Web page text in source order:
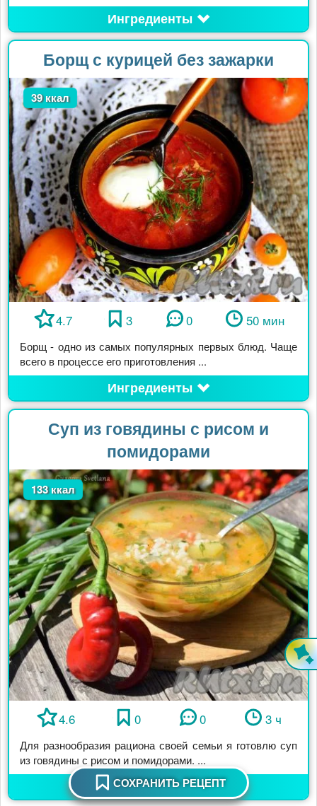
Ингредиенты
Борщ с курицей без зажарки
39 ккал
4.7 3 0 50 мин
Борщ - одно из самых популярных первых блюд. Чаще
всего в процессе его приготовления ...
Ингредиенты
Суп из говядины с рисом и
помидорами
133 ккал
4.6 0 0 3 ч
Для разнообразия рациона своей семьи я готовлю суп
из говядины с рисом и помидорами. ...
Ингредиенты
СОХРАНИТЬ РЕЦЕПТ